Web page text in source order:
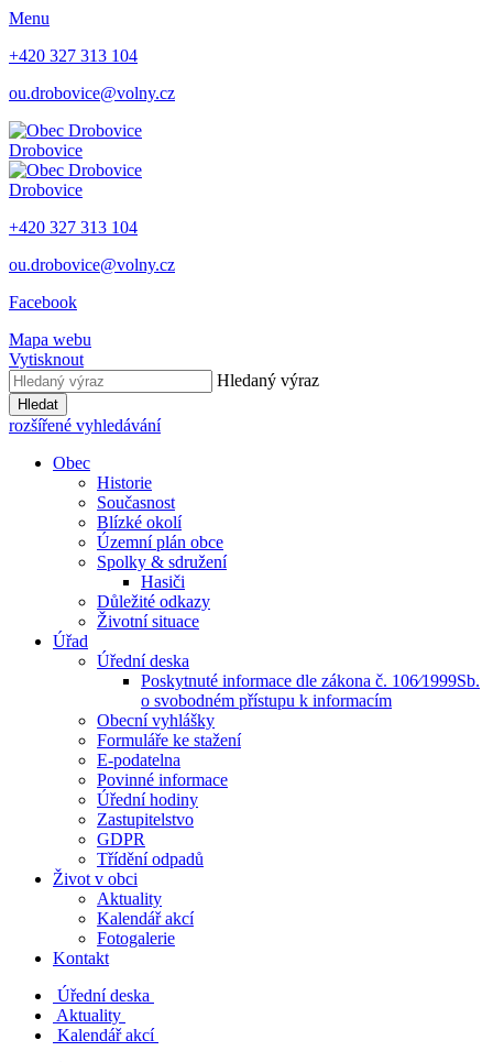
Menu
+420 327 313 104
ou.drobovice@volny.cz
Drobovice
Drobovice
+420 327 313 104
ou.drobovice@volny.cz
Facebook
Mapa webu
Vytisknout
Hledaný výraz
Hledat
rozšířené vyhledávání
Obec
Historie
Současnost
Blízké okolí
Územní plán obce
Spolky & sdružení
Hasiči
Důležité odkazy
Životní situace
Úřad
Úřední deska
Poskytnuté informace dle zákona č. 106⁄1999Sb.
o svobodném přístupu k informacím
Obecní vyhlášky
Formuláře ke stažení
E-podatelna
Povinné informace
Úřední hodiny
Zastupitelstvo
GDPR
Třídění odpadů
Život v obci
Aktuality
Kalendář akcí
Fotogalerie
Kontakt
Úřední deska
Aktuality
Kalendář akcí